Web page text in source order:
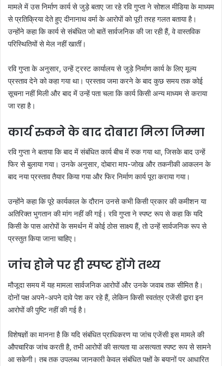
मामले में उस निर्माण कार्य से जुड़े बताए जा रहे रवि गुप्ता ने सोशल मीडिया के माध्यम
से प्रतिक्रिया देते हुए दीनानाथ वर्मा के आरोपों को पूरी तरह गलत बताया है।
उन्होंने कहा कि कार्य से संबंधित जो बातें सार्वजनिक की जा रही हैं, वे वास्तविक
परिस्थितियों से मेल नहीं खातीं।
रवि गुप्ता के अनुसार, उन्हें ट्रस्ट कार्यालय से जुड़े निर्माण कार्य के लिए मूल्य
प्रस्ताव देने को कहा गया था। प्रस्ताव जमा करने के बाद कुछ समय तक कोई
सूचना नहीं मिली और बाद में उन्हें पता चला कि कार्य किसी अन्य माध्यम से कराया
जा रहा है।
कार्य रुकने के बाद दोबारा मिला जिम्मा
रवि गुप्ता ने बताया कि बाद में संबंधित कार्य बीच में रुक गया था, जिसके बाद उन्हें
फिर से बुलाया गया। उनके अनुसार, दोबारा माप-जोख और तकनीकी आकलन के
बाद नया प्रस्ताव तैयार किया गया और फिर निर्माण कार्य पूरा कराया गया।
उन्होंने कहा कि पूरे कार्यकाल के दौरान उनसे कभी किसी प्रकार की कमीशन या
अतिरिक्त भुगतान की मांग नहीं की गई। रवि गुप्ता ने स्पष्ट रूप से कहा कि यदि
किसी के पास आरोपों के समर्थन में कोई ठोस साक्ष्य हैं, तो उन्हें सार्वजनिक रूप से
प्रस्तुत किया जाना चाहिए।
जांच होने पर ही स्पष्ट होंगे तथ्य
मौजूदा समय में यह मामला सार्वजनिक आरोपों और उनके जवाब तक सीमित है।
दोनों पक्ष अपने-अपने दावे पेश कर रहे हैं, लेकिन किसी स्वतंत्र एजेंसी द्वारा इन
आरोपों की पुष्टि नहीं की गई है।
विशेषज्ञों का मानना है कि यदि संबंधित प्राधिकरण या जांच एजेंसी इस मामले की
औपचारिक जांच करती है, तभी आरोपों की सत्यता या असत्यता स्पष्ट रूप से सामने
आ सकेगी। तब तक उपलब्ध जानकारी केवल संबंधित पक्षों के बयानों पर आधारित